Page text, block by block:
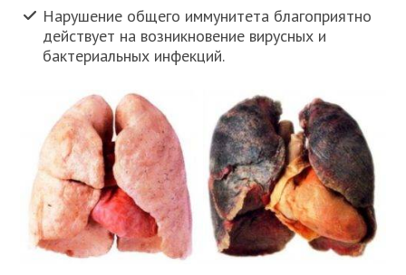
Нарушение общего иммунитета благоприятно
действует на возникновение вирусных и
бактериальных инфекций.